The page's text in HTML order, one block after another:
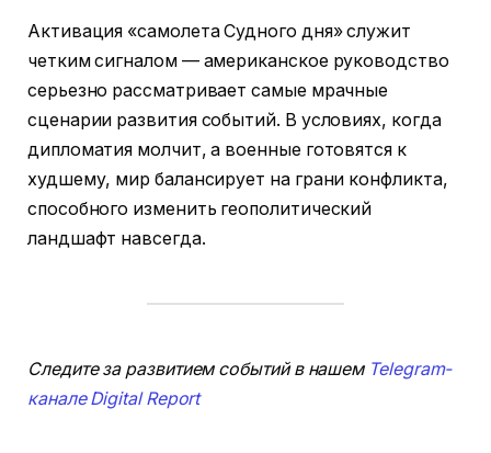
Активация «самолета Судного дня» служит
четким сигналом — американское руководство
серьезно рассматривает самые мрачные
сценарии развития событий. В условиях, когда
дипломатия молчит, а военные готовятся к
худшему, мир балансирует на грани конфликта,
способного изменить геополитический
ландшафт навсегда.
Следите за развитием событий в нашем Telegram-
канале Digital Report